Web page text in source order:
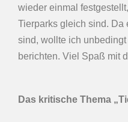
wieder einmal
Tierparks gleich sind. Da
sind, wollte ich
berichten. Viel Spaß mit
Das kritische Thema